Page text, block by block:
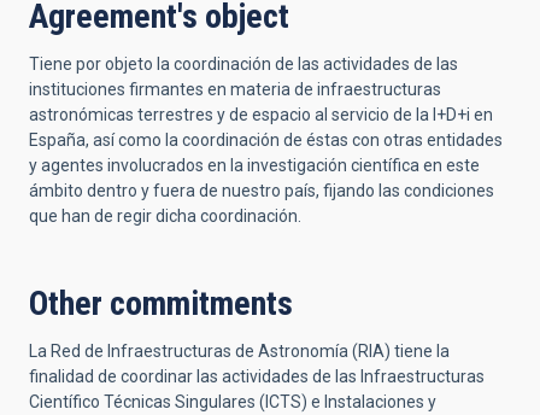
Agreement's object
Tiene por objeto la coordinación de las actividades de las
instituciones firmantes en materia de infraestructuras
astronómicas terrestres y de espacio al servicio de la I+D+i en
España, así como la coordinación de éstas con otras entidades
y agentes involucrados en la investigación científica en este
ámbito dentro y fuera de nuestro país, fijando las condiciones
que han de regir dicha coordinación.
Other commitments
La Red de Infraestructuras de Astronomía (RIA) tiene la
finalidad de coordinar las actividades de las Infraestructuras
Científico Técnicas Singulares (ICTS) e Instalaciones y